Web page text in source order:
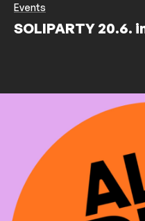
Events
SOLIPARTY 20.6.